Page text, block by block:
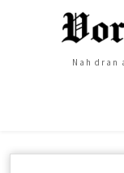
Nah dran